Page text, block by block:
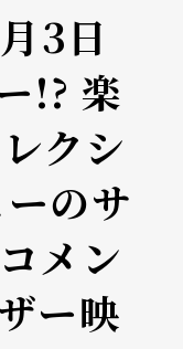
3日
!? 楽
クシ
のサ
メン
ー映